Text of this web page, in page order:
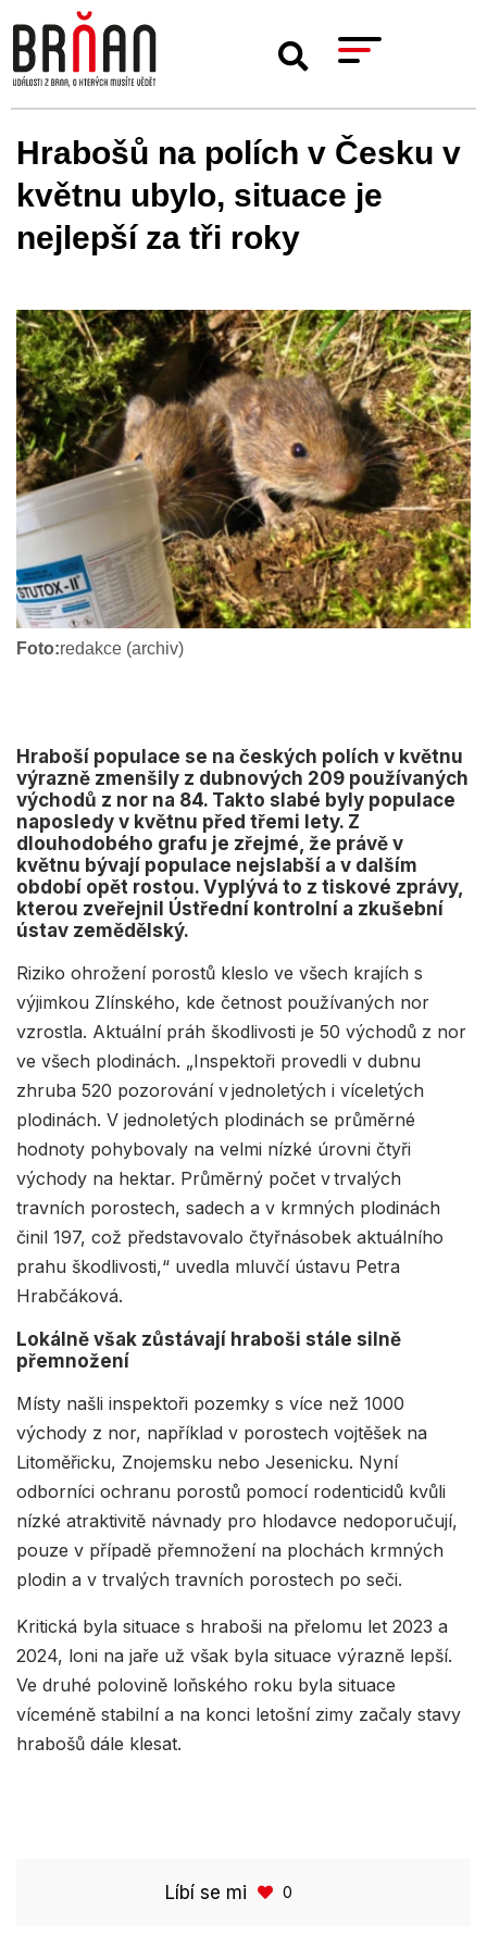
Hrabošů na polích v Česku v
květnu ubylo, situace je
nejlepší za tři roky
Foto:redakce (archiv)
Hraboší populace se na českých polích v květnu
výrazně zmenšily z dubnových 209 používaných
východů z nor na 84. Takto slabé byly populace
naposledy v květnu před třemi lety. Z
dlouhodobého grafu je zřejmé, že právě v
květnu bývají populace nejslabší a v dalším
období opět rostou. Vyplývá to z tiskové zprávy,
kterou zveřejnil Ústřední kontrolní a zkušební
ústav zemědělský.
Riziko ohrožení porostů kleslo ve všech krajích s
výjimkou Zlínského, kde četnost používaných nor
vzrostla. Aktuální práh škodlivosti je 50 východů z nor
ve všech plodinách. „Inspektoři provedli v dubnu
zhruba 520 pozorování v jednoletých i víceletých
plodinách. V jednoletých plodinách se průměrné
hodnoty pohybovaly na velmi nízké úrovni čtyři
východy na hektar. Průměrný počet v trvalých
travních porostech, sadech a v krmných plodinách
činil 197, což představovalo čtyřnásobek aktuálního
prahu škodlivosti,“ uvedla mluvčí ústavu Petra
Hrabčáková.
Lokálně však zůstávají hraboši stále silně
přemnožení
Místy našli inspektoři pozemky s více než 1000
východy z nor, například v porostech vojtěšek na
Litoměřicku, Znojemsku nebo Jesenicku. Nyní
odborníci ochranu porostů pomocí rodenticidů kvůli
nízké atraktivitě návnady pro hlodavce nedoporučují,
pouze v případě přemnožení na plochách krmných
plodin a v trvalých travních porostech po seči.
Kritická byla situace s hraboši na přelomu let 2023 a
2024, loni na jaře už však byla situace výrazně lepší.
Ve druhé polovině loňského roku byla situace
víceméně stabilní a na konci letošní zimy začaly stavy
hrabošů dále klesat.
Líbí se mi 0